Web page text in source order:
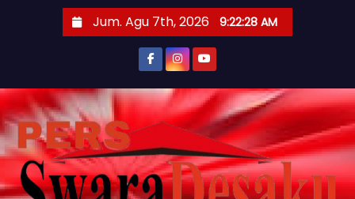
t
o
c
o
n
Jum. Agu 7th, 2026 9:22:29 AM